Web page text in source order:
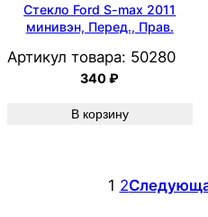
Стекло Ford S-max 2011
минивэн, Перед., Прав.
Артикул товара: 50280
340₽
В корзину
1 2